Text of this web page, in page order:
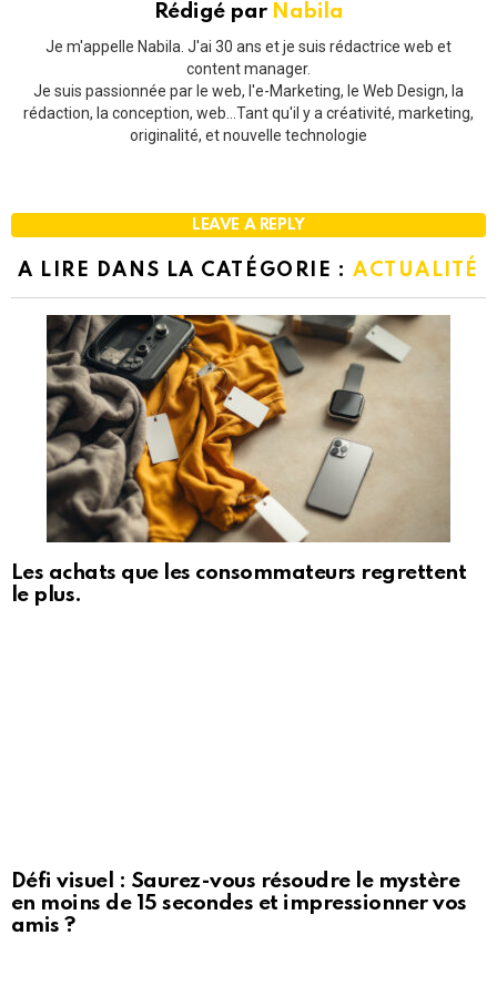
Rédigé par Nabila
Je m'appelle Nabila. J'ai 30 ans et je suis rédactrice web et
content manager.
Je suis passionnée par le web, l'e-Marketing, le Web Design, la
rédaction, la conception, web...Tant qu'il y a créativité, marketing,
originalité, et nouvelle technologie
LEAVE A REPLY
A LIRE DANS LA CATÉGORIE : ACTUALITÉ
Les achats que les consommateurs regrettent
le plus.
Défi visuel : Saurez-vous résoudre le mystère
en moins de 15 secondes et impressionner vos
amis ?